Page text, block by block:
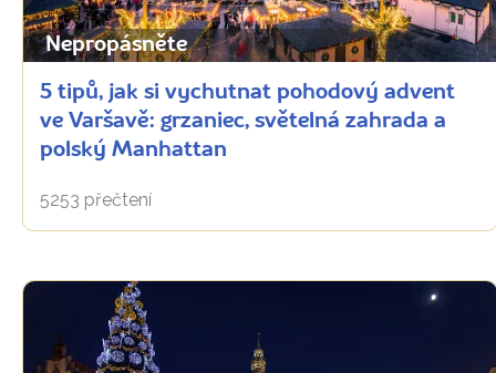
Nepropásněte
5 tipů, jak si vychutnat pohodový advent
ve Varšavě: grzaniec, světelná zahrada a
polský Manhattan
5253 přečtení